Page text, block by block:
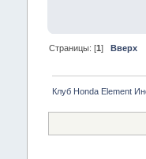
Страницы: [1] Вверх
Клуб Honda Element